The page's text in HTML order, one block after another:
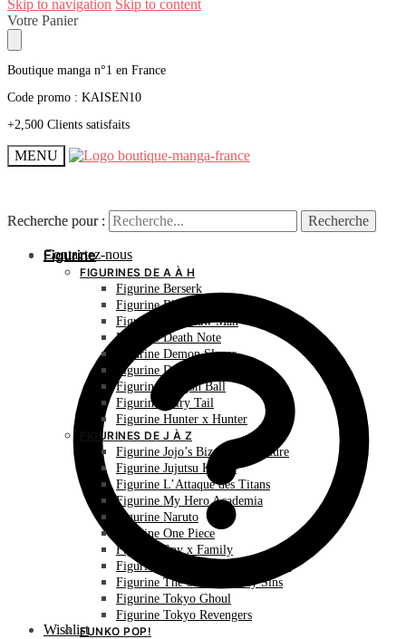
Skip to navigation Skip to content
Votre Panier
Boutique manga n°1 en France
Code promo : KAISEN10
+2,500 Clients satisfaits
MENU
Recherche pour : Recherche
Contactez-nous
Wishlist
Recherche pour : Recherche
Figurine
FIGURINES DE A À H
Figurine Berserk
Figurine Bleach
Figurine Chainsaw Man
Figurine Death Note
Figurine Demon Slayer
Figurine Dr Stone
Figurine Dragon Ball
Figurine Fairy Tail
Figurine Hunter x Hunter
FIGURINES DE J À Z
Figurine Jojo’s Bizarre Adventure
Figurine Jujutsu Kaisen
Figurine L’Attaque des Titans
Figurine My Hero Academia
Figurine Naruto
Figurine One Piece
Figurine Spy x Family
Figurine The Promised Neverland
Figurine The Seven Deadly Sins
Figurine Tokyo Ghoul
Figurine Tokyo Revengers
FUNKO POP!